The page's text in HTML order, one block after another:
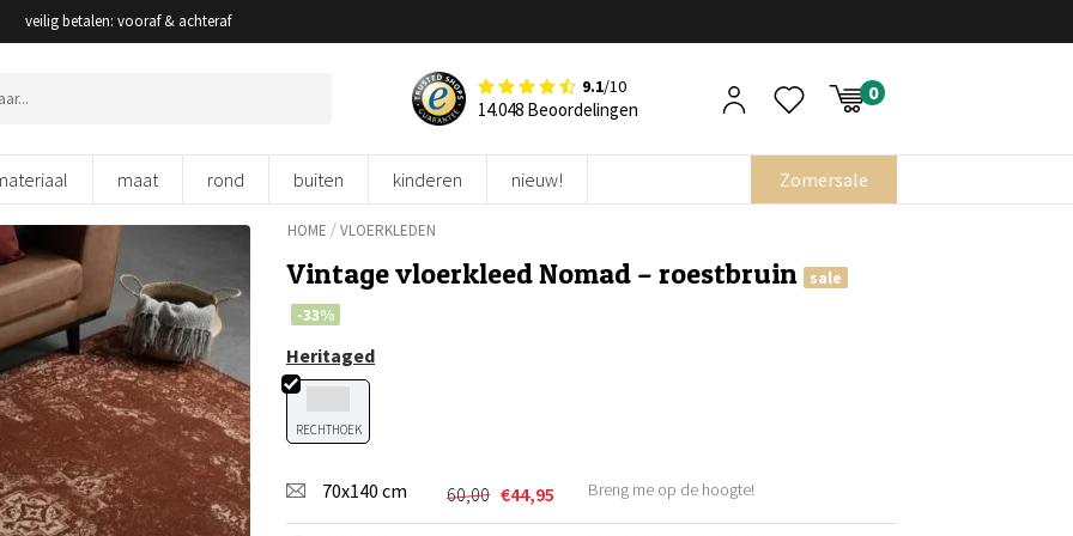
veilig betalen: vooraf & achteraf
9.1/10
14.048 Beoordelingen
maat rond buiten kinderen nieuw! Zomersale
HOME /VLOERKLEDEN
Vintage vloerkleed Nomad – roestbruin
sale
-33%
Heritaged
RECHTHOEK
70x140 cm 60,00
Oorspronkelijke
prijs
€44,95
Huidige
prijs
Breng me op de hoogte!